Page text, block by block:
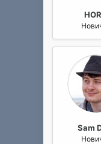
Sam